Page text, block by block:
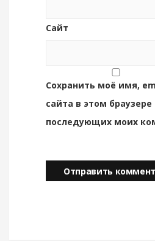
Сайт
Сохранить моё имя,
сайта в этом браузере
последующих моих